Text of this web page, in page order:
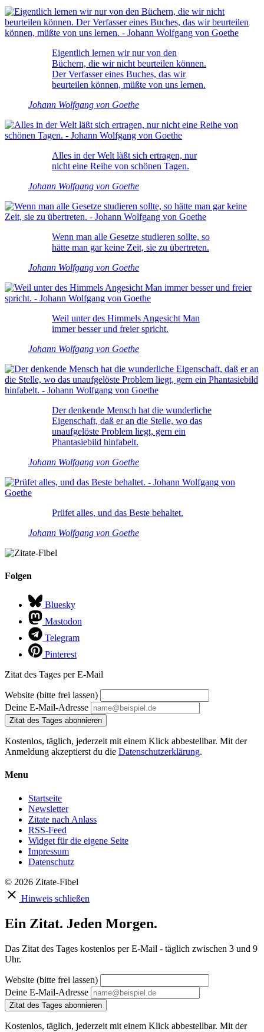
Eigentlich lernen wir nur von den
Büchern, die wir nicht beurteilen können.
Der Verfasser eines Buches, das wir
beurteilen können, müßte von uns lernen.
Johann Wolfgang von Goethe
Alles in der Welt läßt sich ertragen, nur
nicht eine Reihe von schönen Tagen.
Johann Wolfgang von Goethe
Wenn man alle Gesetze studieren sollte, so
hätte man gar keine Zeit, sie zu übertreten.
Johann Wolfgang von Goethe
Weil unter des Himmels Angesicht Man
immer besser und freier spricht.
Johann Wolfgang von Goethe
Der denkende Mensch hat die wunderliche
Eigenschaft, daß er an die Stelle, wo das
unaufgelöste Problem liegt, gern ein
Phantasiebild hinfabelt.
Johann Wolfgang von Goethe
Prüfet alles, und das Beste behaltet.
Johann Wolfgang von Goethe
Folgen
Bluesky
Mastodon
Telegram
Pinterest
Zitat des Tages per E-Mail
Website (bitte frei lassen)
Deine E-Mail-Adresse
Zitat des Tages abonnieren
Kostenlos, täglich, jederzeit mit einem Klick abbestellbar. Mit der
Anmeldung akzeptierst du die Datenschutzerklärung.
Menu
Startseite
Newsletter
Zitate nach Anlass
RSS-Feed
Widget für die eigene Seite
Impressum
Datenschutz
© 2026 Zitate-Fibel
Hinweis schließen
Ein Zitat. Jeden Morgen.
Das Zitat des Tages kostenlos per E-Mail - täglich zwischen 3 und 9
Uhr.
Website (bitte frei lassen)
Deine E-Mail-Adresse
Zitat des Tages abonnieren
Kostenlos, täglich, jederzeit mit einem Klick abbestellbar. Mit der